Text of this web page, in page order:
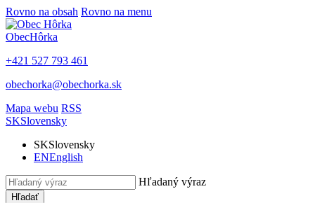
Rovno na obsah Rovno na menu
ObecHôrka
+421 527 793 461
obechorka@obechorka.sk
Mapa webu RSS
SKSlovensky
SKSlovensky
ENEnglish
Hľadaný výraz
Hľadať